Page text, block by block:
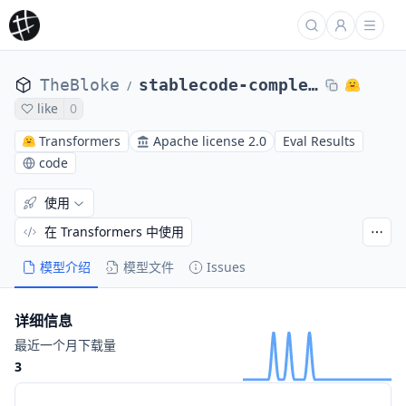
TheBloke / stablecode-completion-alpha-3b-4k-GGML
like
0
Transformers
Apache license 2.0
Eval Results
code
模型介绍 模型文件 Issues
使用
在 Transformers 中使用
详细信息
最近一个月下载量
3